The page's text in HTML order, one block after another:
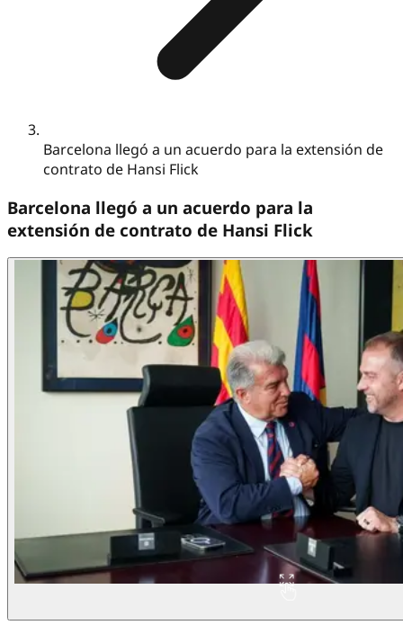
Barcelona llegó a un acuerdo para la extensión de
contrato de Hansi Flick
Barcelona llegó a un acuerdo para la
extensión de contrato de Hansi Flick